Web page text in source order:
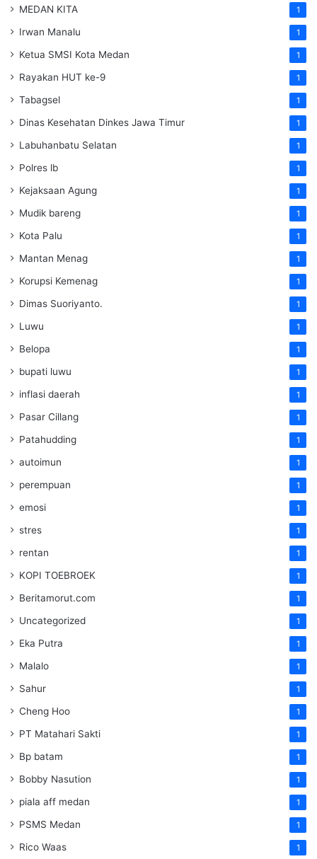
MEDAN KITA 1
Irwan Manalu 1
Ketua SMSI Kota Medan 1
Rayakan HUT ke-9 1
Tabagsel 1
Dinas Kesehatan Dinkes Jawa Timur 1
Labuhanbatu Selatan 1
Polres lb 1
Kejaksaan Agung 1
Mudik bareng 1
Kota Palu 1
Mantan Menag 1
Korupsi Kemenag 1
Dimas Suoriyanto. 1
Luwu 1
Belopa 1
bupati luwu 1
inflasi daerah 1
Pasar Cillang 1
Patahudding 1
autoimun 1
perempuan 1
emosi 1
stres 1
rentan 1
KOPI TOEBROEK 1
Beritamorut.com 1
Uncategorized 1
Eka Putra 1
Malalo 1
Sahur 1
Cheng Hoo 1
PT Matahari Sakti 1
Bp batam 1
Bobby Nasution 1
piala aff medan 1
PSMS Medan 1
Rico Waas 1